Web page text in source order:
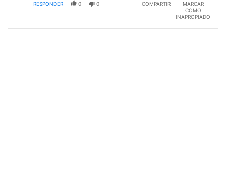
RESPONDER 0 0 COMPARTIR
MARCAR
COMO
INAPROPIADO